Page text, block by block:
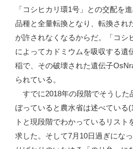
る？
乗
り
越
え
る？”
「コシヒカリ環1号」との交配を
品種と全量転換となり、転換され
が許されなくなるからだ。「コシ
によってカドミウムを吸収する遺
稲で、その破壊された遺伝子
られている。
すでに2018年の段階でそうした
ぼっていると農水省は述べている
トと現段階でわかっているリスト
求した。そして7月10日過ぎにな